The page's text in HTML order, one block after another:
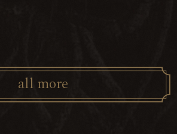
allmore